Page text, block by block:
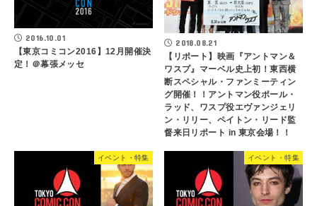
2016.10.01
【東京コミコン2016】12月開催決
定！＠幕張メッセ
2018.08.21
【リポート】映画『アントマン＆
ワスプ』マーベル史上初！東西横
断スペシャル・ファンミーティン
グ開催！！アントマン役ポール・
ラッド、ワスプ役エヴァンジェリ
ン・リリー、ペイトン・リード監
督来日リポート in 東京会場！！
イベント・特集 イベント・特集